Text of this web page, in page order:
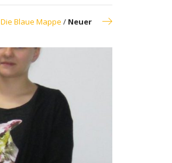
Die Blaue Mappe / Neuer